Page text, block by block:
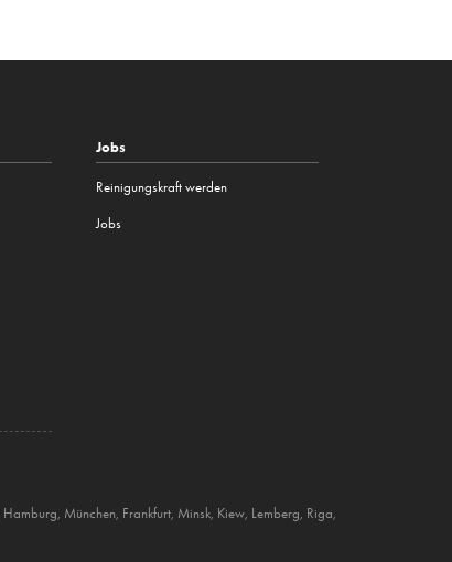
Jobs
Reinigungskraft werden
Jobs
Hamburg, München, Frankfurt, Minsk, Kiew, Lemberg, Riga,